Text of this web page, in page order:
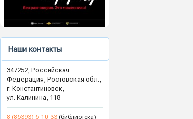
Наши контакты
347252, Российская
Федерация, Ростовская обл.,
г. Константиновск,
ул. Калинина, 118
8 (86393) 6-10-33 (библиотека)